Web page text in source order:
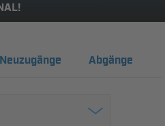
Neuzugänge Abgänge